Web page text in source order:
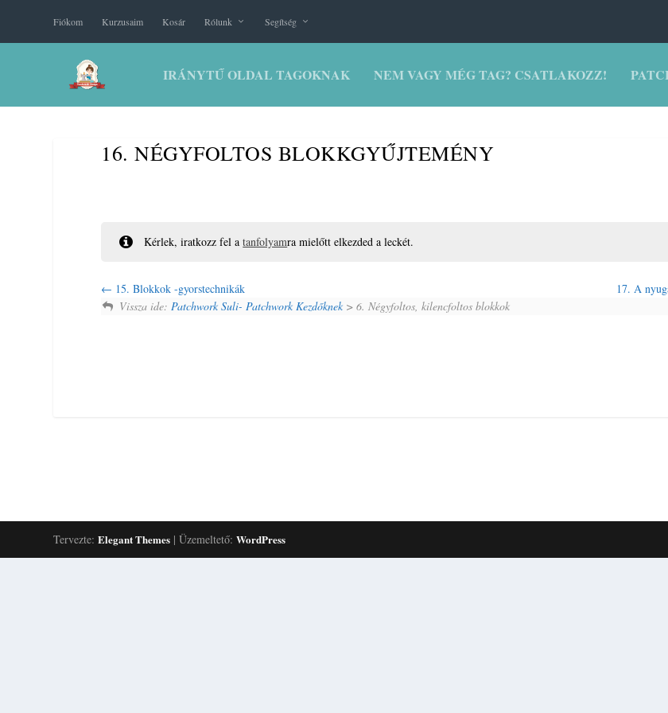
Fiókom Kurzusaim Kosár Rólunk Segítség
IRÁNYTŰ OLDAL TAGOKNAK NEM VAGY MÉG TAG? CSATLAKOZZ!
16. NÉGYFOLTOS BLOKKGYŰJTEMÉNY
Kérlek, iratkozz fel atanfolyamra mielőtt elkezded a leckét.
15. Blokkok -gyorstechnikák
17. A
Vissza ide: Patchwork Suli- Patchwork Kezdőknek> 6. Négyfoltos, kilencfoltos blokkok
Tervezte:Elegant Themes | Üzemeltető:WordPress